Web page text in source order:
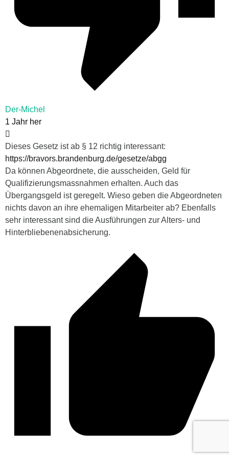
Der-Michel
1 Jahr her
Dieses Gesetz ist ab § 12 richtig interessant:
https://bravors.brandenburg.de/gesetze/abgg
Da können Abgeordnete, die ausscheiden, Geld für
Qualifizierungsmassnahmen erhalten. Auch das
Übergangsgeld ist geregelt. Wieso geben die Abgeordneten
nichts davon an ihre ehemaligen Mitarbeiter ab? Ebenfalls
sehr interessant sind die Ausführungen zur Alters- und
Hinterbliebenenabsicherung.